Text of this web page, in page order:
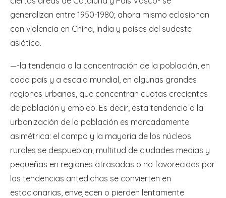
generalizan entre 1950-1980; ahora mismo eclosionan
con violencia en China, India y países del sudeste
asiático.
—-la tendencia a la concentración de la población, en
cada país y a escala mundial, en algunas grandes
regiones urbanas, que concentran cuotas crecientes
de población y empleo. Es decir, esta tendencia a la
urbanización de la población es marcadamente
asimétrica: el campo y la mayoría de los núcleos
rurales se despueblan; multitud de ciudades medias y
pequeñas en regiones atrasadas o no favorecidas por
las tendencias antedichas se convierten en
estacionarias, envejecen o pierden lentamente